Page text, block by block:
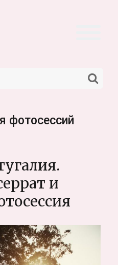
фотосессий
и